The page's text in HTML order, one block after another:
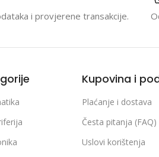
i provjerene transakcije.
Kupovina i
Plaćanje i dostava
Česta pitanja (FAQ)
Uslovi korištenja